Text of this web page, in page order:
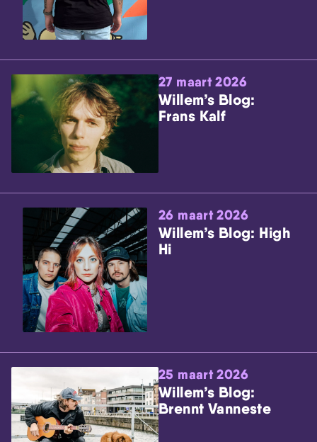
27 maart 2026
Willem’s Blog:
Frans Kalf
26 maart 2026
Willem’s Blog: High
Hi
25 maart 2026
Willem’s Blog:
Brennt Vanneste